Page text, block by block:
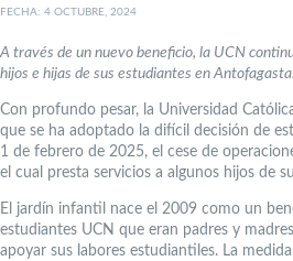
FECHA: 4 OCTUBRE, 2024
A través de un nuevo beneficio, la UCN
hijos e hijas de sus estudiantes en Antofagasta.
Con profundo pesar, la Universidad
que se ha adoptado la difícil decisión de
1 de febrero de 2025, el cese de
el cual presta servicios a algunos hijos de
El jardín infantil nace el 2009 como un
estudiantes UCN que eran padres y
apoyar sus labores estudiantiles. La